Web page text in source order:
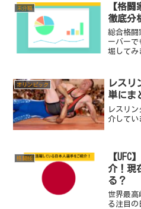
未分類
【格
徹底分
総合格闘
ーバーで
堀してみ
オリンピック
レスリ
単にま
レスリ
介してい
格闘技
【
介！現
る？
世界最高
る注目の